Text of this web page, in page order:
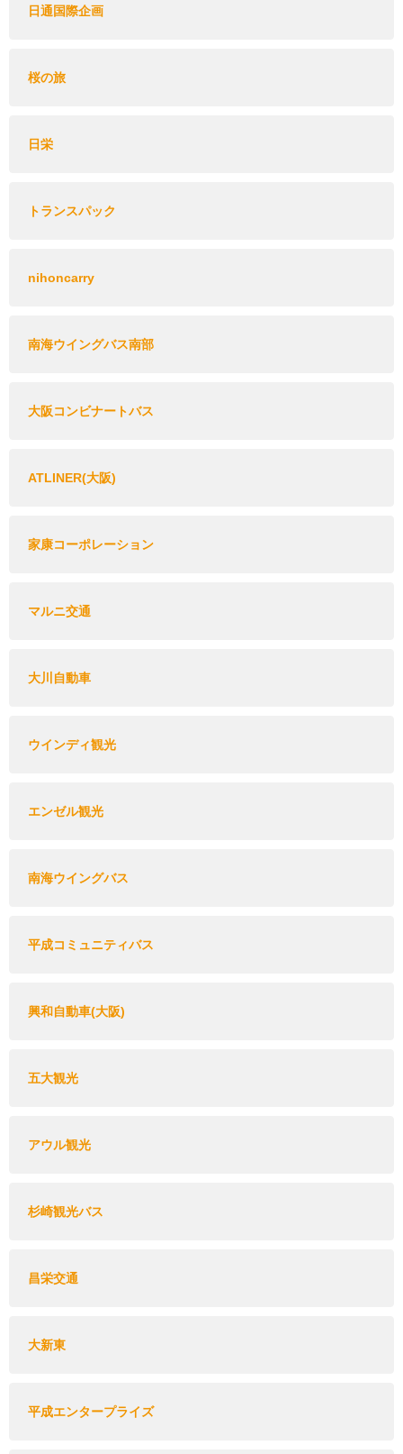
日通国際企画
桜の旅
日栄
トランスパック
nihoncarry
南海ウイングバス南部
大阪コンビナートバス
ATLINER(大阪)
家康コーポレーション
マルニ交通
大川自動車
ウインディ観光
エンゼル観光
南海ウイングバス
平成コミュニティバス
興和自動車(大阪)
五大観光
アウル観光
杉崎観光バス
昌栄交通
大新東
平成エンタープライズ